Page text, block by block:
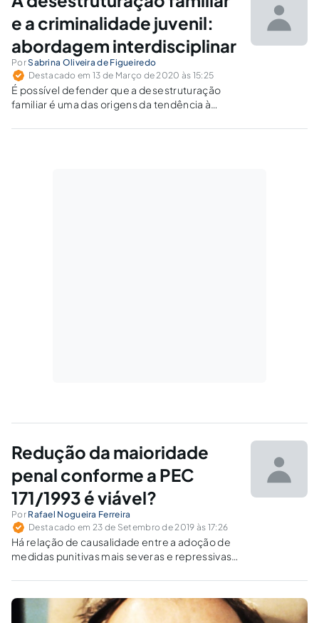
e a criminalidade juvenil:
abordagem interdisciplinar
PorSabrina Oliveira de Figueiredo
Destacado em 13 de Março de 2020 às 15:25
É possível defender que a desestruturação
familiar é uma das origens da tendência à
adolescentes?
Redução da maioridade
penal conforme a PEC
171/1993 é viável?
Por Rafael Nogueira Ferreira
Destacado em 23 de Setembro de 2019 às 17:26
Há relação de causalidade entre a adoção de
medidas punitivas mais severas e repressivas